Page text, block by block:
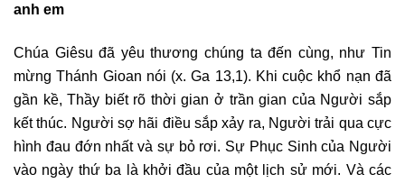
anh em
Chúa Giêsu đã yêu thương chúng ta đến cùng, như Tin
mừng Thánh Gioan nói (x. Ga 13,1). Khi cuộc khổ nạn đã
gần kề, Thầy biết rõ thời gian ở trần gian của Người sắp
kết thúc. Người sợ hãi điều sắp xảy ra, Người trải qua cực
hình đau đớn nhất và sự bỏ rơi. Sự Phục Sinh của Người
vào ngày thứ ba là khởi đầu của một lịch sử mới. Và các